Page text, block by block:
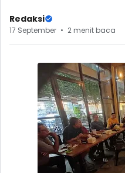
Redaksi
17 September 2 menit baca